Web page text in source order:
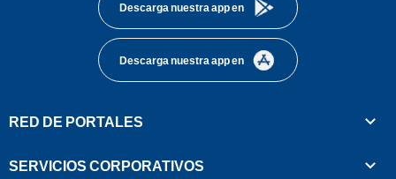
Descarga nuestra app en
Descarga nuestra app en
RED DE PORTALES
SERVICIOS CORPORATIVOS